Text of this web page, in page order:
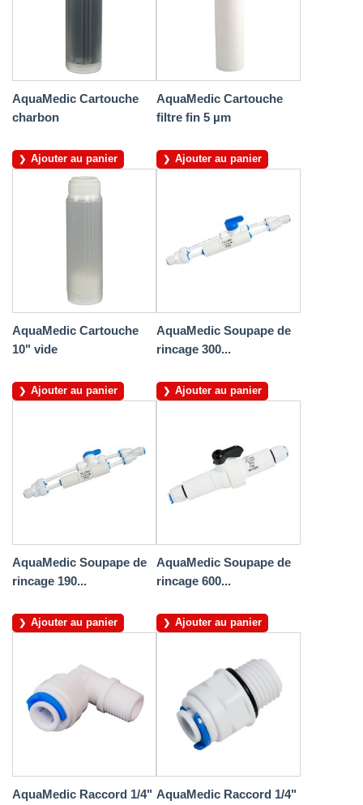
AquaMedic Cartouche
charbon
Ajouter au panier
AquaMedic Cartouche
filtre fin 5 µm
Ajouter au panier
AquaMedic Cartouche
10" vide
Ajouter au panier
AquaMedic Soupape de
rincage 300...
Ajouter au panier
AquaMedic Soupape de
rincage 190...
Ajouter au panier
AquaMedic Soupape de
rincage 600...
Ajouter au panier
AquaMedic Raccord 1/4" AquaMedic Raccord 1/4"